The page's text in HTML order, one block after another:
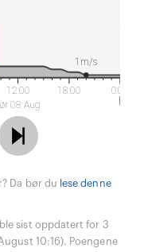
12:00
08 Aug
18:00 0:00
1m/s
Da bør du lese denne
sist oppdatert for 3
10:16). Poengene